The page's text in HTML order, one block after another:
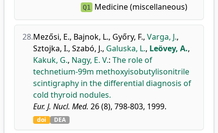
Q1 Medicine (miscellaneous)
28.Mezősi, E., Bajnok, L., Győry, F., Varga, J.,
Sztojka, I., Szabó, J., Galuska, L., Leövey, A.,
Kakuk, G., Nagy, E. V.: The role of
technetium-99m methoxyisobutylisonitrile
scintigraphy in the differential diagnosis of
cold thyroid nodules.
Eur. J. Nucl. Med. 26 (8), 798-803, 1999.
doi DEA